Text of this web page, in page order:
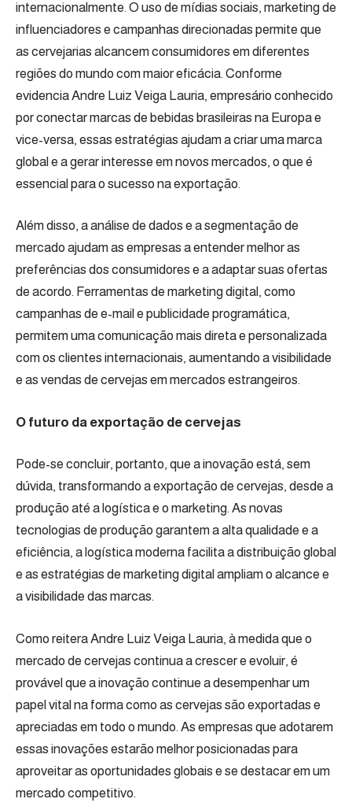
internacionalmente. O uso de mídias sociais, marketing de
influenciadores e campanhas direcionadas permite que
as cervejarias alcancem consumidores em diferentes
regiões do mundo com maior eficácia. Conforme
evidencia Andre Luiz Veiga Lauria, empresário conhecido
por conectar marcas de bebidas brasileiras na Europa e
vice-versa, essas estratégias ajudam a criar uma marca
global e a gerar interesse em novos mercados, o que é
essencial para o sucesso na exportação.
Além disso, a análise de dados e a segmentação de
mercado ajudam as empresas a entender melhor as
preferências dos consumidores e a adaptar suas ofertas
de acordo. Ferramentas de marketing digital, como
campanhas de e-mail e publicidade programática,
permitem uma comunicação mais direta e personalizada
com os clientes internacionais, aumentando a visibilidade
e as vendas de cervejas em mercados estrangeiros.
O futuro da exportação de cervejas
Pode-se concluir, portanto, que a inovação está, sem
dúvida, transformando a exportação de cervejas, desde a
produção até a logística e o marketing. As novas
tecnologias de produção garantem a alta qualidade e a
eficiência, a logística moderna facilita a distribuição global
e as estratégias de marketing digital ampliam o alcance e
a visibilidade das marcas.
Como reitera Andre Luiz Veiga Lauria, à medida que o
mercado de cervejas continua a crescer e evoluir, é
provável que a inovação continue a desempenhar um
papel vital na forma como as cervejas são exportadas e
apreciadas em todo o mundo. As empresas que adotarem
essas inovações estarão melhor posicionadas para
aproveitar as oportunidades globais e se destacar em um
mercado competitivo.